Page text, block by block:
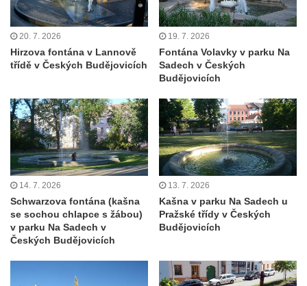
Ploskovicích
Kašna v horní (severní) zahradě zámku v
Kašna s pítkem na Tržním náměstí v Liberci
Poustevně
Kašna v lázeňském parku v Bílině-Kyselce
Kašna v parku Václava Havla v Litoměřicích
Kašna v ulici Krajská v Litoměřicích
Hodiny s vodotryskem v ulici Na Valech v
Litoměřicích
Dolní kašna na Mírovém náměstí v
Litoměřicích
Horní kašna na Mírovém náměstí v
20. 7. 2026
Hirzova fontána v Lannově
třídě v Českých Budějovicích
19. 7. 2026
Fontána Volavky v parku Na
Sadech v Českých
Budějovicích
14. 7. 2026
Schwarzova fontána (kašna
se sochou chlapce s žábou)
v parku Na Sadech v
Českých Budějovicích
13. 7. 2026
Kašna v parku Na Sadech u
Pražské třídy v Českých
Budějovicích